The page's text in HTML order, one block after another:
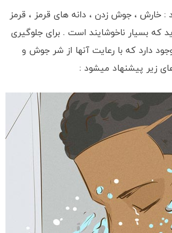
: خارش ، جوش زدن ، دانه های قرمز ، قرمز
بسیار ناخوشایند است . برای جلوگیری
دارد که با رعایت آنها از شر جوش و
زیر پیشنهاد میشود :